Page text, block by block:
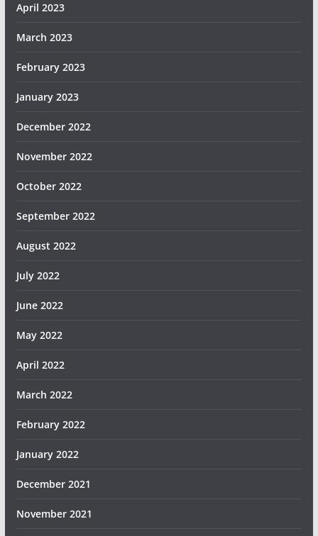
April 2023
March 2023
February 2023
January 2023
December 2022
November 2022
October 2022
September 2022
August 2022
July 2022
June 2022
May 2022
April 2022
March 2022
February 2022
January 2022
December 2021
November 2021